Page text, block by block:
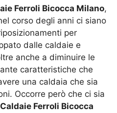
Ferroli Bicocca Milano,
corso degli anni ci siano
per
dalle caldaie e
anche a diminuire le
caratteristiche che
una caldaia che sia
Occorre però che ci sia
Ferroli Bicocca